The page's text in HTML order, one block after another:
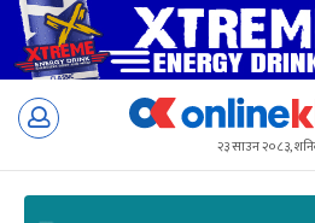
Skip
२३ साउन २०८३,